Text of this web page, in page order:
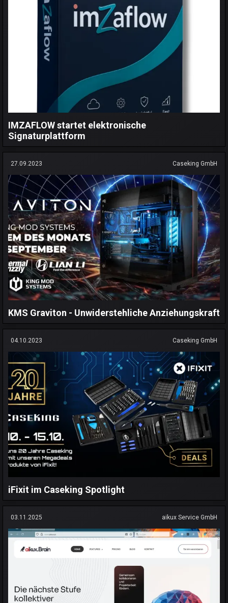
IMZAFLOW startet elektronische
Signaturplattform
27.09.2023 Caseking GmbH
KMS Graviton - Unwiderstehliche Anziehungskraft
04.10.2023 Caseking GmbH
iFixit im Caseking Spotlight
03.11.2025 aikux Service GmbH